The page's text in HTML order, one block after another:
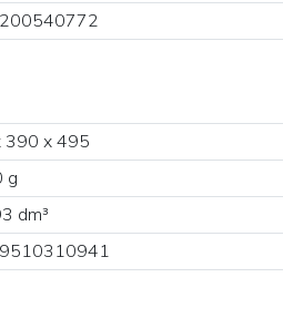
390 x 495
g
dm³